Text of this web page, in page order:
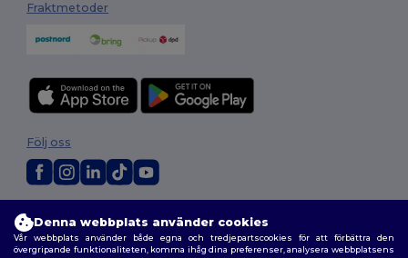
Fraktmetoder
Allmänna Villkor|Anpassad policy|Integritetspolicy
|Karta över webbplatsen
Följ oss
Denna webbplats använder cookies
Vår webbplats använder både egna och tredjepartscookies för att förbättra den
övergripande funktionaliteten, komma ihåg dina preferenser, analysera webbplatsens